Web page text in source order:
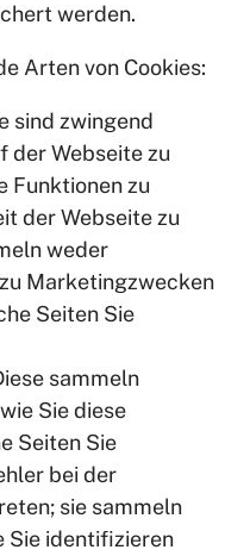
werden.
Arten von Cookies:
sind zwingend
der Webseite zu
Funktionen zu
der Webseite zu
weder
Marketingzwecken
Seiten Sie
sammeln
Sie diese
Seiten Sie
bei der
sie sammeln
Sie identifizieren